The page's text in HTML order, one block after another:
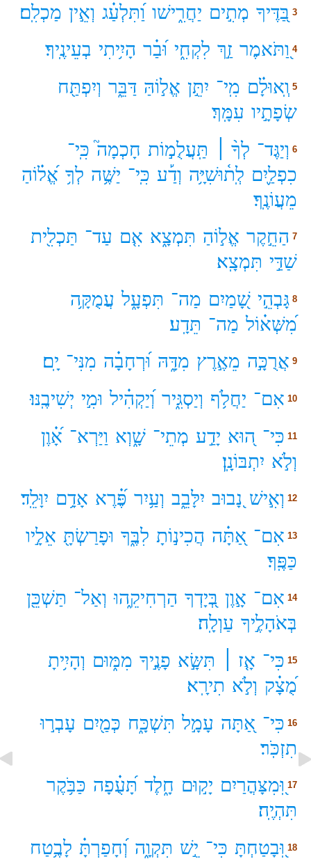
3 בַּ֭דֶּיךָ מְתִ֣ים יַחֲרִ֑ישׁו וַ֝תִּלְעַ֗ג וְאֵ֣ין מַכְלִֽם׃
4 וַ֭תֹּאמֶר זַ֣ךְ לִקְחִ֑י וּ֝בַ֗ר הָיִ֥יתִי בְעֵינֶֽיךָ׃
5 וְֽאוּלָ֗ם מִֽי־ יִתֵּ֣ן אֱל֣וֹהַּ דַּבֵּ֑ר וְיִפְתַּ֖ח
שְׂפָתָ֣יו עִמָּֽךְ׃
6 וְיַגֶּד־ לְךָ֨ ׀ תַּֽעֲלֻמ֣וֹת חָכְמָה֮ כִּֽי־
כִפְלַ֪יִם לְֽת֫וּשִׁיָּ֥ה וְדַ֡ע כִּֽי־ יַשֶּׁ֥ה לְךָ֥ אֱ֝ל֗וֹהַ
מֵעֲוֹנֶֽךָ׃
7 הַחֵ֣קֶר אֱל֣וֹהַ תִּמְצָ֑א אִ֤ם עַד־ תַּכְלִ֖ית
שַׁדַּ֣י תִּמְצָֽא׃
8 גָּבְהֵ֣י שָׁ֭מַיִם מַה־ תִּפְעָ֑ל עֲמֻקָּ֥ה
מִ֝שְּׁא֗וֹל מַה־ תֵּדָֽע׃
9 אֲרֻכָּ֣ה מֵאֶ֣רֶץ מִדָּ֑הּ וּ֝רְחָבָ֗ה מִנִּי־ יָֽם׃
10 אִם־ יַחֲלֹ֥ף וְיַסְגִּ֑יר וְ֝יַקְהִ֗יל וּמִ֣י יְשִׁיבֶֽנּוּ׃
11 כִּי־ ה֭וּא יָדַ֣ע מְתֵי־ שָׁ֑וְא וַיַּרְא־ אָ֝֗וֶן
וְלֹ֣א יִתְבּוֹנָֽן׃
12 וְאִ֣ישׁ נָ֭בוּב יִלָּבֵ֑ב וְעַ֥יִר פֶּ֝֗רֶא אָדָ֥ם יִוָּלֵֽד׃
13 אִם־ אַ֭תָּ֗ה הֲכִינ֣וֹתָ לִבֶּ֑ךָ וּפָרַשְׂתָּ֖ אֵלָ֣יו
כַּפֶּֽךָ׃
14 אִם־ אָ֣וֶן בְּ֭יָדְךָ הַרְחִיקֵ֑הוּ וְאַל־ תַּשְׁכֵּ֖ן
בְּאֹהָלֶ֣יךָ עַוְלָֽה׃
15 כִּי־ אָ֤ז ׀ תִּשָּׂ֣א פָנֶ֣יךָ מִמּ֑וּם וְהָיִ֥יתָ
מֻ֝צָ֗ק וְלֹ֣א תִירָֽא׃
16 כִּי־ אַ֭תָּה עָמָ֣ל תִּשְׁכָּ֑ח כְּמַ֖יִם עָבְר֣וּ
תִזְכֹּֽר׃
17 וּֽ֭מִצָּהֳרַיִם יָק֣וּם חָ֑לֶד תָּ֝עֻ֗פָה כַּבֹּ֥קֶר
תִּהְיֶֽה׃
18 וּֽ֭בָטַחְתָּ כִּי־ יֵ֣שׁ תִּקְוָ֑ה וְ֝חָפַרְתָּ֗ לָבֶ֥טַח